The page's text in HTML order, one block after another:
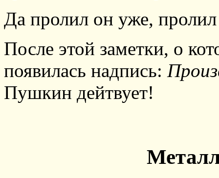
Да пролил он уже,
После этой заметки, о
появилась надпись:
Пушкин дейтвует!